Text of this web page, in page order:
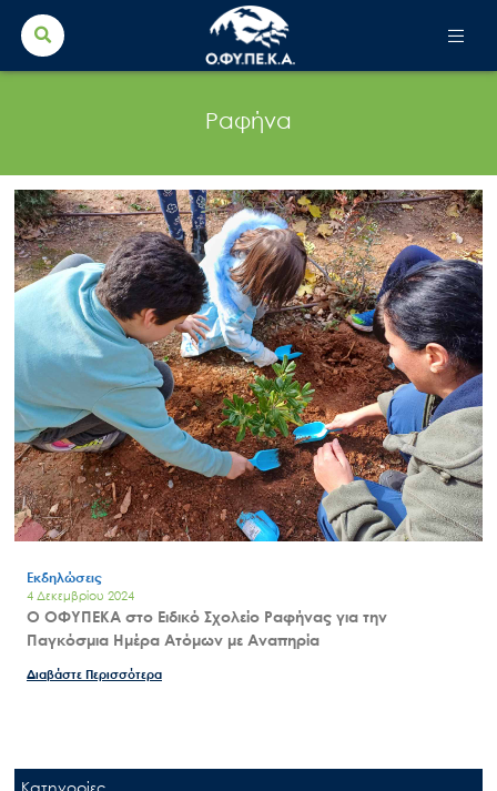
Search
for:
Ραφήνα
Εκδηλώσεις
4 Δεκεμβρίου 2024
Ο ΟΦΥΠΕΚΑ στο Ειδικό Σχολείο Ραφήνας για την
Παγκόσμια Ημέρα Ατόμων με Αναπηρία
Διαβάστε Περισσότερα
Κατηγορίες